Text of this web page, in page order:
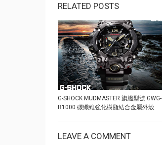
RELATED POSTS
G-SHOCK MUDMASTER 旗艦型號 GWG-
B1000 碳纖維強化樹脂結合金屬外殼
LEAVE A COMMENT